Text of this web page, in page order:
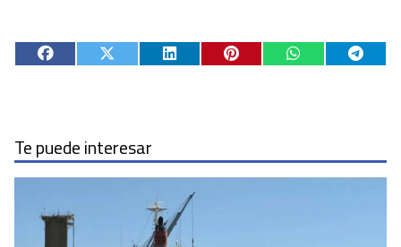
Te puede interesar